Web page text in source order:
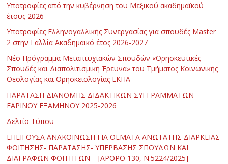
Υποτροφίες από την κυβέρνηση του Μεξικού ακαδημαϊκού
έτους 2026
Υποτροφίες Ελληνογαλλικής Συνεργασίας για σπουδές Master
2 στην Γαλλία Ακαδημαϊκό έτος 2026-2027
Νέο Πρόγραμμα Μεταπτυχιακών Σπουδών «Θρησκευτικές
Σπουδές και Διαπολιτισμική Έρευνα» του Τμήματος Κοινωνικής
Θεολογίας και Θρησκειολογίας ΕΚΠΑ
ΠΑΡΑΤΑΣΗ ΔΙΑΝΟΜΗΣ ΔΙΔΑΚΤΙΚΩΝ ΣΥΓΓΡΑΜΜΑΤΩΝ
ΕΑΡΙΝΟΥ ΕΞΑΜΗΝΟΥ 2025-2026
Δελτίο Τύπου
ΕΠΕΙΓΟΥΣΑ ΑΝΑΚΟΙΝΩΣΗ ΓΙΑ ΘΕΜΑΤΑ ΑΝΩΤΑΤΗΣ ΔΙΑΡΚΕΙΑΣ
ΦΟΙΤΗΣΗΣ- ΠΑΡΑΤΑΣΗΣ- ΥΠΕΡΒΑΣΗΣ ΣΠΟΥΔΩΝ ΚΑΙ
ΔΙΑΓΡΑΦΩΝ ΦΟΙΤΗΤΩΝ – [ΑΡΘΡΟ 130, Ν.5224/2025]